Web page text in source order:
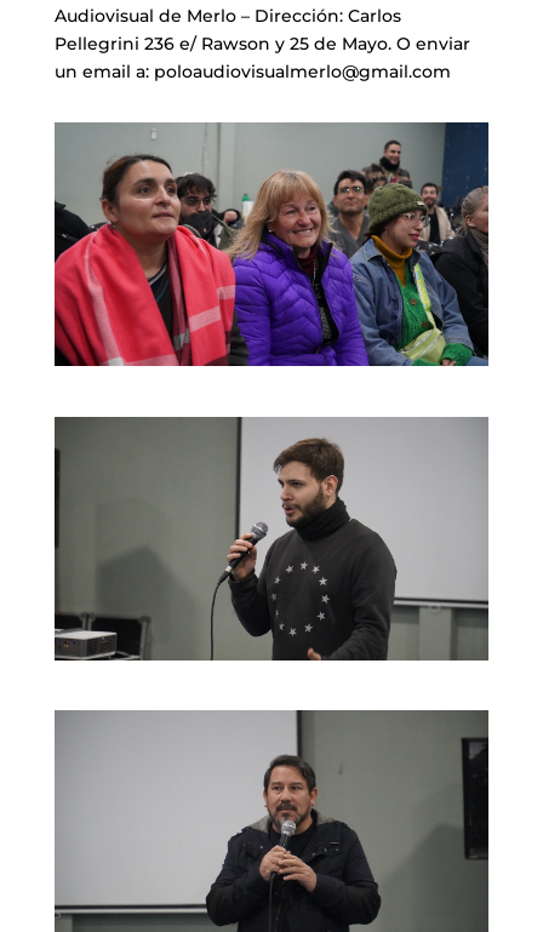
Audiovisual de Merlo – Dirección: Carlos
Pellegrini 236 e/ Rawson y 25 de Mayo. O enviar
un email a: poloaudiovisualmerlo@gmail.com